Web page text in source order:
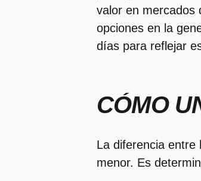
valor en mercados
opciones en la
días para reflejar
CÓMO
La diferencia entre
menor. Es